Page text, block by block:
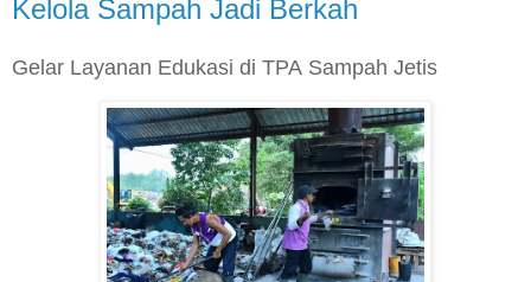
Kelola Sampah Jadi Berkah
Gelar Layanan Edukasi di TPA Sampah Jetis